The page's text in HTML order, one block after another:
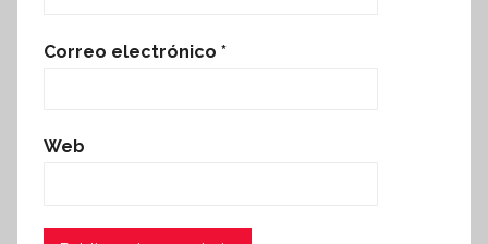
Correo electrónico *
Web